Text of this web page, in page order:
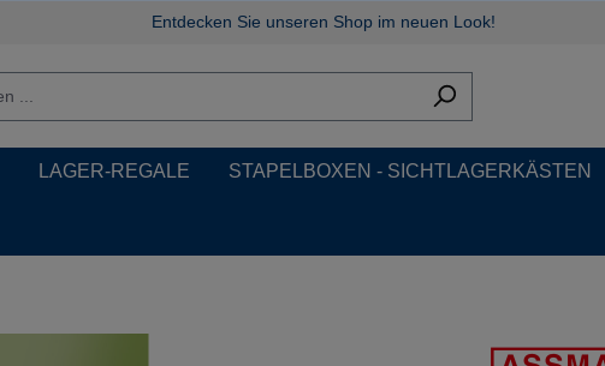
Entdecken Sie unseren Shop im neuen Look!
LAGER-REGALE STAPELBOXEN - SICHTLAGERKÄSTEN